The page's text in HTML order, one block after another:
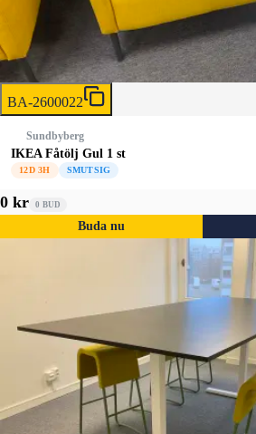
BA-2600022
Sundbyberg
IKEA Fåtölj Gul 1 st
12D 3H SMUTSIG
0 kr 0 BUD
Buda nu